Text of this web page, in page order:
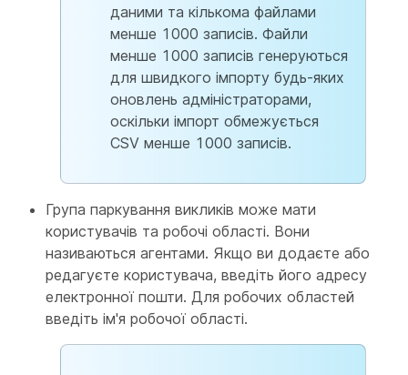
даними та кількома файлами
менше 1000 записів. Файли
менше 1000 записів генеруються
для швидкого імпорту будь-яких
оновлень адміністраторами,
оскільки імпорт обмежується
CSV менше 1000 записів.
Група паркування викликів може мати
користувачів та робочі області. Вони
називаються агентами. Якщо ви додаєте або
редагуєте користувача, введіть його адресу
електронної пошти. Для робочих областей
введіть ім'я робочої області.